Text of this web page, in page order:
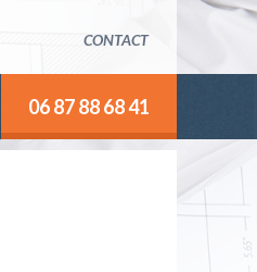
CONTACT
06 87 88 68 41